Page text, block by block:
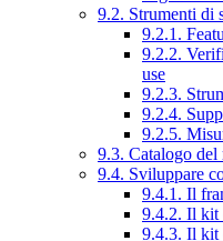
9.2. Strumenti di
9.2.1.
9.2.2.
use
9.2.3.
9.2.4.
9.2.5.
9.3. Catalogo del
9.4. Sviluppare
9.4.1. Il
9.4.2. Il kit
9.4.3. Il kit